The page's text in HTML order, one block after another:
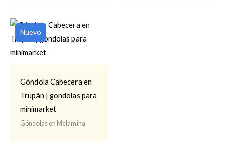
Nuevo
Góndola Cabecera en
Trupán | gondolas para
minimarket
Góndolas en Melamina